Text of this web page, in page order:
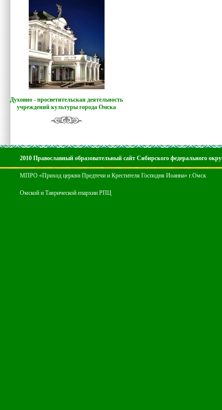
Духовно - просветительская деятельность
учреждений культуры города Омска
2010 Православный образовательный сайт Сибирского федерального
МПРО «Приход церкви Предтечи и Крестителя Господня Иоанна» г.Омск
Омской и Таврической епархии РПЦ